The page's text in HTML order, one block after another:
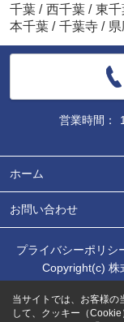
千葉 / 西千葉 / 東千
本千葉 / 千葉寺 /
営業時間：
ホーム
お問い合わせ
プライバシーポリシ
Copyright(c) 株
当サイトでは、お客様の
して、クッキー（Cookie